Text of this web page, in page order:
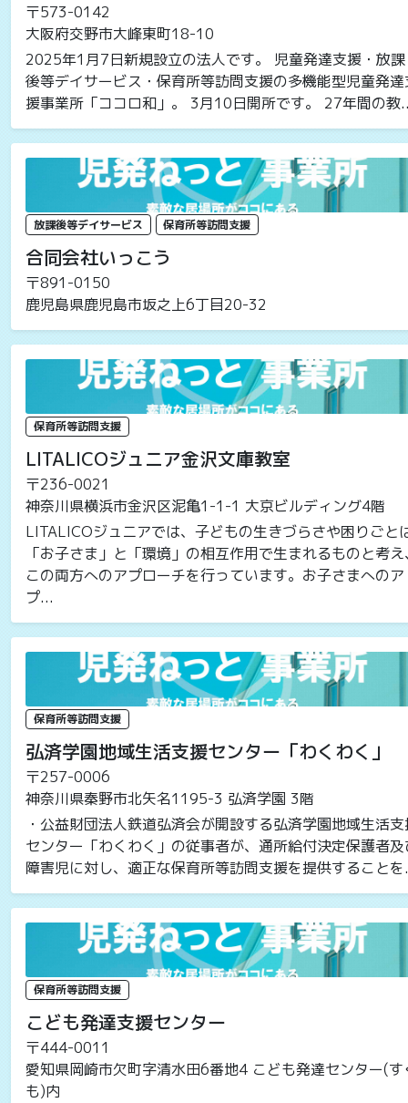
〒573-0142
大阪府交野市大峰東町18-10
2025年1月7日新規設立の法人です。 児童発達支援・放課
後等デイサービス・保育所等訪問支援の多機能型児童発達
援事業所「ココロ和」。 3月10日開所です。 27年間の教
放課後等デイサービス 保育所等訪問支援
合同会社いっこう
〒891-0150
鹿児島県鹿児島市坂之上6丁目20-32
保育所等訪問支援
LITALICOジュニア金沢文庫教室
〒236-0021
神奈川県横浜市金沢区泥亀1-1-1 大京ビルディング4階
LITALICOジュニアでは、子どもの生きづらさや困りごと
「お子さま」と「環境」の相互作用で生まれるものと考
この両方へのアプローチを行っています。お子さまへのア
プ...
保育所等訪問支援
弘済学園地域生活支援センター「わくわく」
〒257-0006
神奈川県秦野市北矢名1195-3 弘済学園 3階
・公益財団法人鉄道弘済会が開設する弘済学園地域生活
センター「わくわく」の従事者が、通所給付決定保護者及
障害児に対し、適正な保育所等訪問支援を提供すること
保育所等訪問支援
こども発達支援センター
〒444-0011
愛知県岡崎市欠町字清水田6番地4 こども発達センター(す
も)内